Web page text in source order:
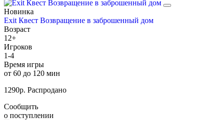
Новинка
Exit Квест Возвращение в заброшенный дом
Возраст
12+
Игроков
1-4
Время игры
от 60 до 120 мин
1290р. Распродано
Сообщить
о поступлении